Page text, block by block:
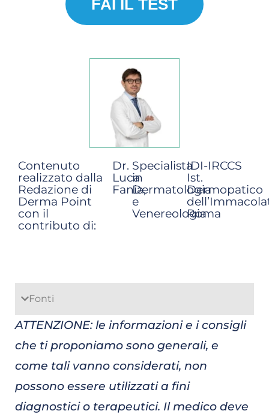
FAI IL TEST
Contenuto
realizzato dalla
Redazione di
Derma Point
con il
contributo di:
Dr.
Luca
Fania,
Specialista
in
Dermatologia
e
Venereologia
IDI-IRCCS
Ist.
Dermopatico
Roma
Fonti
ATTENZIONE: le informazioni e i consigli
che ti proponiamo sono generali, e
come tali vanno considerati, non
possono essere utilizzati a fini
diagnostici o terapeutici. Il medico deve